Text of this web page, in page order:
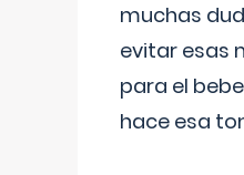
muchas
evitar esas
para el
hace esa